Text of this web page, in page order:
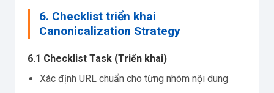
6. Checklist triển khai
Canonicalization Strategy
6.1 Checklist Task (Triển khai)
Xác định URL chuẩn cho từng nhóm nội dung